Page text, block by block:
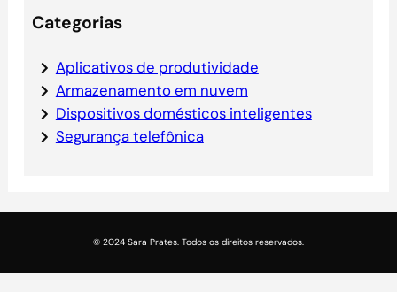
Categorias
Aplicativos de produtividade
Armazenamento em nuvem
Dispositivos domésticos inteligentes
Segurança telefônica
© 2024 Sara Prates. Todos os direitos reservados.